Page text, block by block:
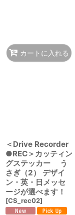
カートに入れる
＜Drive Recorder
●REC＞カッティン
グステッカー う
さぎ（2） デザイ
ン・英・日メッセ
ージが選べます！
[CS_rec02]